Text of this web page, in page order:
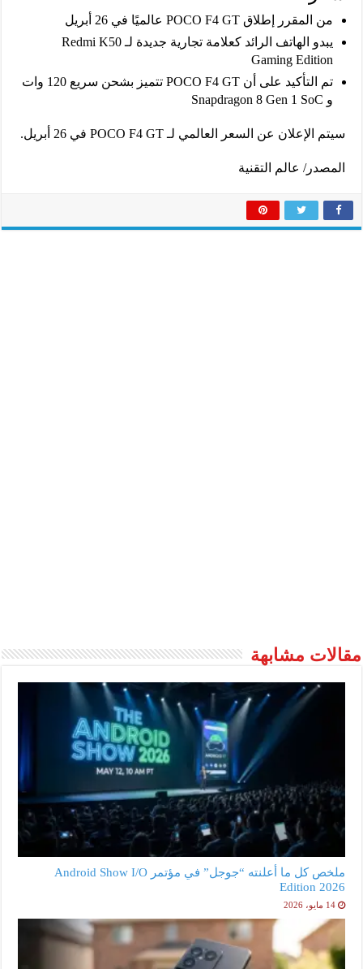
من المقرر إطلاق POCO F4 GT عالميًا في 26 أبريل
يبدو الهاتف الرائد كعلامة تجارية جديدة لـ Redmi K50
Gaming Edition
تم التأكيد على أن POCO F4 GT تتميز بشحن سريع 120 وات
و Snapdragon 8 Gen 1 SoC
سيتم الإعلان عن السعر العالمي لـ POCO F4 GT في 26 أبريل.
المصدر/ عالم التقنية
مقالات مشابهة
ملخص كل ما أعلنته “جوجل” في مؤتمر Android Show I/O
Edition 2026
14 مايو، 2026